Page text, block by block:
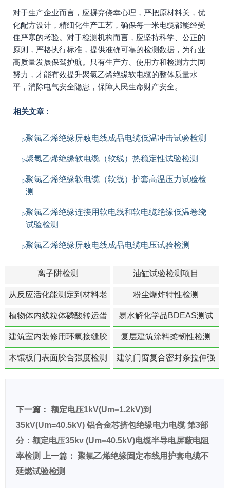
对于生产企业而言，应摒弃侥幸心理，严把原材料关，优
化配方设计，精细化生产工艺，确保每一米电缆都能经受
住严寒的考验。对于检测机构而言，应坚持科学、公正的
原则，严格执行标准，提供准确可靠的检测数据，为行业
高质量发展保驾护航。只有生产方、使用方和检测方共同
努力，才能有效提升聚氯乙烯绝缘软电缆的整体质量水
平，消除电气安全隐患，保障人民生命财产安全。
相关文章：
聚氯乙烯绝缘屏蔽电线成品电缆低温冲击试验检测
聚氯乙烯绝缘软电缆（软线）热稳定性试验检测
聚氯乙烯绝缘软电缆（软线）护套高温压力试验检
测
聚氯乙烯绝缘连接用软电线和软电缆绝缘低温卷绕
试验检测
聚氯乙烯绝缘屏蔽电线成品电缆电压试验检测
离子阱检测 油缸试验检测项目
从反应活化能测定到材料老
化寿命预测的经典模型
粉尘爆炸特性检测
植物体内线粒体磷酸转运蛋
白活性检测
易水解化学品BDEAS测试
建筑室内装修用环氧接缝胶
苯含量检测
复层建筑涂料柔韧性检测
木镶板门表面胶合强度检测
建筑门窗复合密封条拉伸强
下一篇： 额定电压1kV(Um=1.2kV)到
35kV(Um=40.5kV) 铝合金芯挤包绝缘电力电缆 第3部
分：额定电压35kv (Um=40.5kV)电缆半导电屏蔽电阻
率检测
上一篇： 聚氯乙烯绝缘固定布线用护套电缆不
延燃试验检测